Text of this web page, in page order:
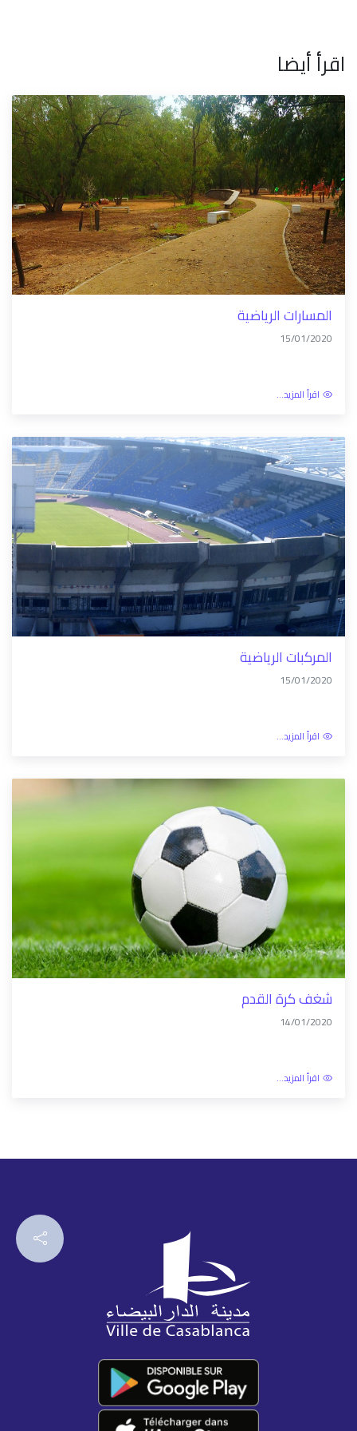
اقرأ أيضا
المسارات الرياضية
15/01/2020
اقرأ المزيد...
المركبات الرياضية
15/01/2020
اقرأ المزيد...
شغف كرة القدم
14/01/2020
اقرأ المزيد...